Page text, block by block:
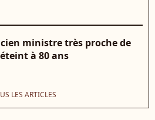
ministre très proche de
éteint à 80 ans
LES ARTICLES